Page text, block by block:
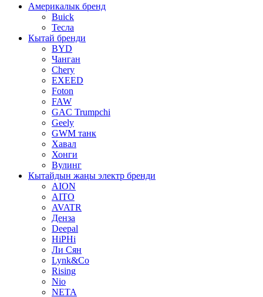
Америкалык бренд
Buick
Тесла
Кытай бренди
BYD
Чанган
Chery
EXEED
Foton
FAW
GAC Trumpchi
Geely
GWM танк
Хавал
Хонги
Вулинг
Кытайдын жаңы электр бренди
AION
AITO
AVATR
Денза
Deepal
HiPHi
Ли Сян
Lynk&Co
Rising
Nio
NETA